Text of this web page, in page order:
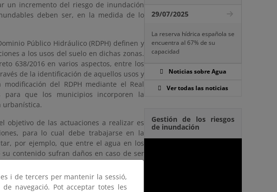
un incremento del riesgo de inundación
deben ser, en la medida de lo
Público Hidráulico (RDPH) definen y
a los usos del suelo en dichas zonas.
638/2016 en varios aspectos, entre los
de la identificación de aquellos usos y
del RDPH mediante el Real
para que los municipios incorporen la
urbanística.
objetivo de las actuaciones a realizar es
para lo cual debe trabajarse en la
por ejemplo, que entre el agua en los
contenido sufran daños en caso de ser
29/07/2025
La reserva hídrica española se
encuentra al 67% de su
capacidad
Noticias sobre Agua
Ver todas las noticias
Gestión de los riesgos
de inundación
i de tercers per mantenir la sessió,
navegació. Pot acceptar totes les